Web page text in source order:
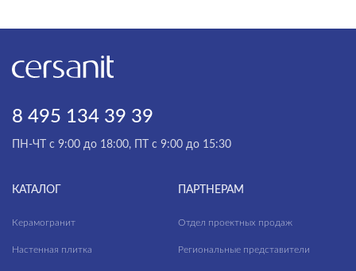
8 495 134 39 39
ПН-ЧТ с 9:00 до 18:00, ПТ с 9:00 до 15:30
КАТАЛОГ
Керамогранит
Настенная плитка
ПАРТНЕРАМ
Отдел проектных продаж
Региональные представители